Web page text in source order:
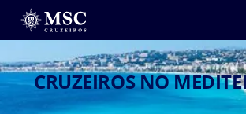
CRUZEIROS NO